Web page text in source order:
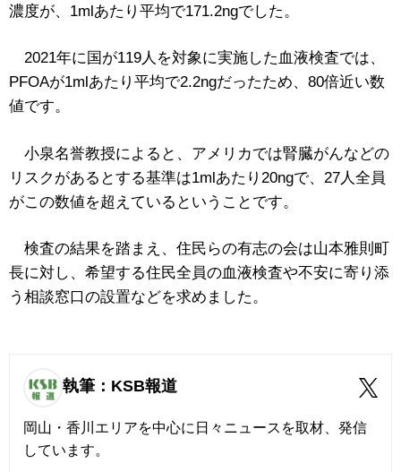
濃度が、1mlあたり平均で171.2ngでした。
2021年に国が119人を対象に実施した血液検査では、
PFOAが1mlあたり平均で2.2ngだったため、80倍近い数
値です。
小泉名誉教授によると、アメリカでは腎臓がんなどの
リスクがあるとする基準は1mlあたり20ngで、27人全員
がこの数値を超えているということです。
検査の結果を踏まえ、住民らの有志の会は山本雅則町
長に対し、希望する住民全員の血液検査や不安に寄り添
う相談窓口の設置などを求めました。
執筆：KSB報道
岡山・香川エリアを中心に日々ニュースを取材、発信
しています。